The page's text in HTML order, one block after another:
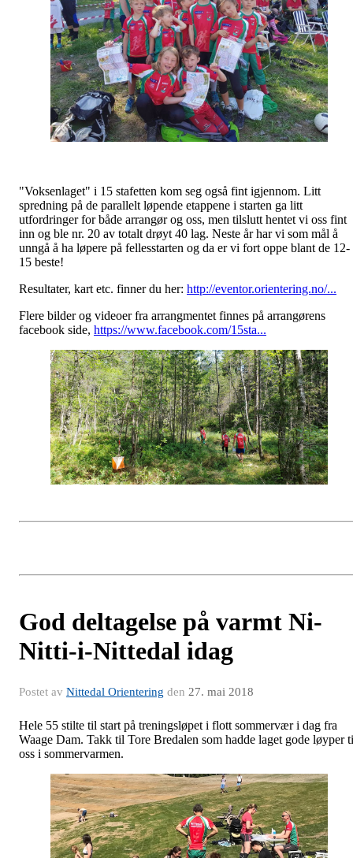
"Voksenlaget" i 15 stafetten kom seg også fint igjennom. Litt
spredning på de parallelt løpende etappene i starten ga litt
utfordringer for både arrangør og oss, men tilslutt hentet vi oss fint
inn og ble nr. 20 av totalt drøyt 40 lag. Neste år har vi som mål å
unngå å ha løpere på fellesstarten og da er vi fort oppe blant de 12-
15 beste!
Resultater, kart etc. finner du her: http://eventor.orientering.no/...
Flere bilder og videoer fra arrangmentet finnes på arrangørens
facebook side, https://www.facebook.com/15sta...
God deltagelse på varmt Ni-
Nitti-i-Nittedal idag
Postet av Nittedal Orientering den 27. mai 2018
Hele 55 stilte til start på treningsløpet i flott sommervær i dag fra
Waage Dam. Takk til Tore Bredalen som hadde laget gode løyper
oss i sommervarmen.